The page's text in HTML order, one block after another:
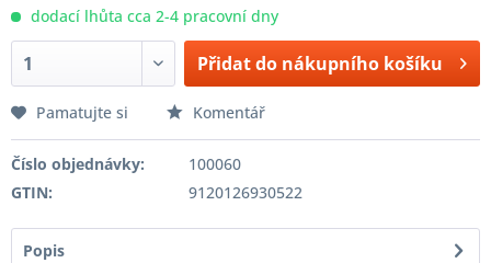
dodací lhůta cca 2-4 pracovní dny
Přidat do nákupního košíku
Pamatujte si Komentář
Číslo objednávky:
100060
GTIN:
9120126930522
Popis